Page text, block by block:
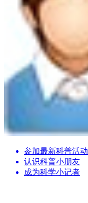
参加最新科普活动
认识科普小朋友
成为科学小记者